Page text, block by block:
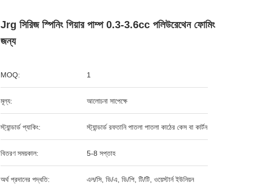
Jrg সিরিজ স্পিনিং গিয়ার পাম্প 0.3-3.6cc পলিউরেথেন ফোমিং
জন্য
MOQ: 1
মূল্য: আলোচনা সাপেক্ষে
স্ট্যান্ডার্ড প্যাকিং: স্ট্যান্ডার্ড রফতানি পাতলা পাতলা কাঠের কেস বা কার্টন
বিতরণ সময়কাল: 5-8 সপ্তাহ
অর্থ প্রদানের পদ্ধতি: এল/সি, ডি/এ, ডি/পি, টি/টি, ওয়েস্টার্ন ইউনিয়ন